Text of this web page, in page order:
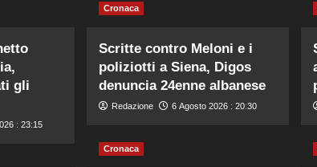
gli
: 23:15
Cronaca
Scritte contro Meloni e i
poliziotti a Siena, Digos
denuncia 24enne albanese
Redazione 6 Agosto 2026 : 20:30
Cronaca